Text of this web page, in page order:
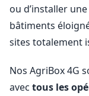
ou d’installer
bâtiments
sites totalement
Nos AgriBox 4G
avec tous les